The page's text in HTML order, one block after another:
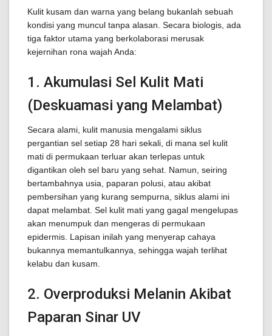
Kulit kusam dan warna yang belang bukanlah sebuah
kondisi yang muncul tanpa alasan. Secara biologis, ada
tiga faktor utama yang berkolaborasi merusak
kejernihan rona wajah Anda:
1. Akumulasi Sel Kulit Mati
(Deskuamasi yang Melambat)
Secara alami, kulit manusia mengalami siklus
pergantian sel setiap 28 hari sekali, di mana sel kulit
mati di permukaan terluar akan terlepas untuk
digantikan oleh sel baru yang sehat. Namun, seiring
bertambahnya usia, paparan polusi, atau akibat
pembersihan yang kurang sempurna, siklus alami ini
dapat melambat. Sel kulit mati yang gagal mengelupas
akan menumpuk dan mengeras di permukaan
epidermis. Lapisan inilah yang menyerap cahaya
bukannya memantulkannya, sehingga wajah terlihat
kelabu dan kusam.
2. Overproduksi Melanin Akibat
Paparan Sinar UV